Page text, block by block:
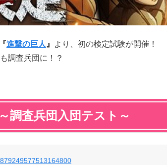
『進撃の巨人 』
より、初の検定試験が開催！
調査兵団に！？
調査兵団入団テスト～